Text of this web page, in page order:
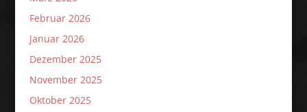
Februar 2026
Januar 2026
Dezember 2025
November 2025
Oktober 2025